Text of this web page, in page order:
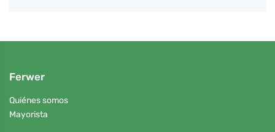
Ferwer
Quiénes somos
Mayorista